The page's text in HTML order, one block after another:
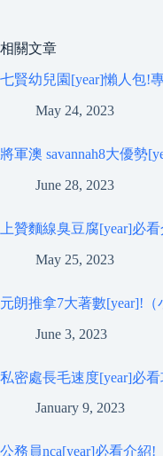
相關文章
七賢幼兒園[year]懶人包!
May 24, 2023
將軍澳 savannah8大優勢
June 28, 2023
上贊麵線臭豆腐[year]必
May 25, 2023
元朗推拿7大著數[year]!（
June 3, 2023
私密處長毛速度[year]必看
January 9, 2023
公務員nca[year]必看介紹!